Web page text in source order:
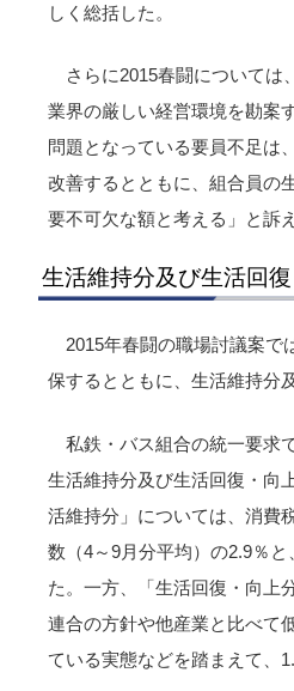
しく総括した。
さらに2015春闘について
業界の厳しい経営環境を勘案
問題となっている要員不足は
改善するとともに、組合員の
要不可欠な額と考える」と訴え
生活維持分及び生活回
2015年春闘の職場討議案で
保するとともに、生活維持分
私鉄・バス組合の統一要求
生活維持分及び生活回復・向
活維持分」については、消費
数（4～9月分平均）の2.9％
た。一方、「生活回復・向上
連合の方針や他産業と比べて
ている実態などを踏まえて、